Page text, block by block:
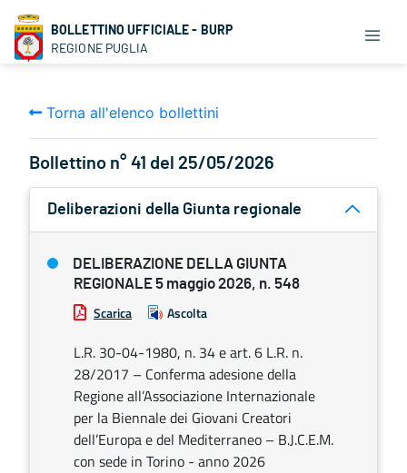
BOLLETTINO UFFICIALE - BURP
REGIONE PUGLIA
Torna all'elenco bollettini
Bollettino n° 41 del 25/05/2026
Deliberazioni della Giunta regionale
DELIBERAZIONE DELLA GIUNTA
REGIONALE 5 maggio 2026, n. 548
Scarica Ascolta
L.R. 30-04-1980, n. 34 e art. 6 L.R. n.
28/2017 – Conferma adesione della
Regione all’Associazione Internazionale
per la Biennale dei Giovani Creatori
dell’Europa e del Mediterraneo – B.J.C.E.M.
con sede in Torino - anno 2026